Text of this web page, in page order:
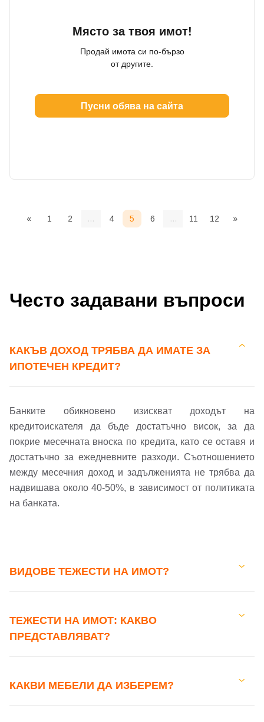
Място за твоя имот!
Продай имота си по-бързо
от другите.
Пусни обява на сайта
« 1 2 ... 4 5 6 ... 11 12 »
Често задавани въпроси
КАКЪВ ДОХОД ТРЯБВА ДА ИМАТЕ ЗА
ИПОТЕЧЕН КРЕДИТ?
Банките обикновено изискват доходът на
кредитоискателя да бъде достатъчно висок, за да
покрие месечната вноска по кредита, като се оставя и
достатъчно за ежедневните разходи. Съотношението
между месечния доход и задълженията не трябва да
надвишава около 40-50%, в зависимост от политиката
на банката.
ВИДОВЕ ТЕЖЕСТИ НА ИМОТ?
ТЕЖЕСТИ НА ИМОТ: КАКВО
ПРЕДСТАВЛЯВАТ?
КАКВИ МЕБЕЛИ ДА ИЗБЕРЕМ?